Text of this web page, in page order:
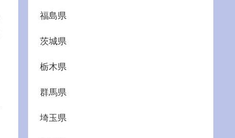
福島県
茨城県
栃木県
群馬県
埼玉県